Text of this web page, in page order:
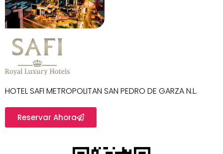
HOTEL SAFI METROPOLITAN SAN PEDRO DE GARZA N.L.
Reservar Ahora